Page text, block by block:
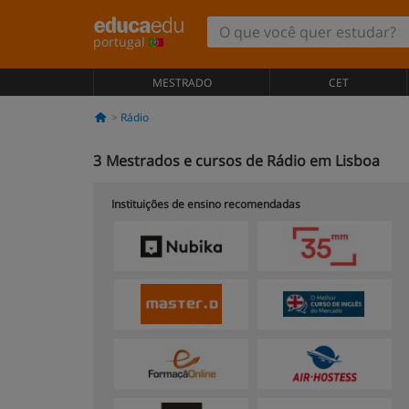
portugal
MESTRADO CET
Rádio
3 Mestrados e cursos de Rádio em Lisboa
Instituições de ensino recomendadas